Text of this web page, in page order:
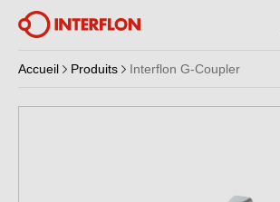
Accueil Produits Interflon G-Coupler